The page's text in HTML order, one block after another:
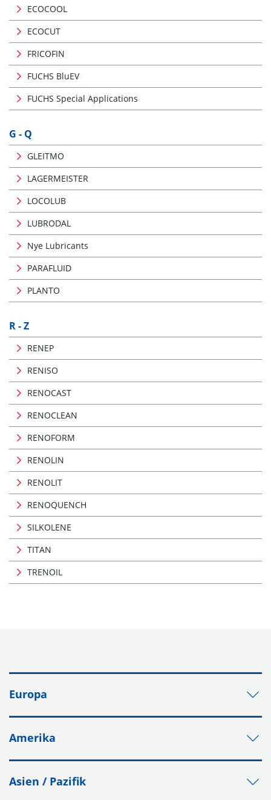
ECOCOOL
ECOCUT
FRICOFIN
FUCHS BluEV
FUCHS Special Applications
G - Q
GLEITMO
LAGERMEISTER
LOCOLUB
LUBRODAL
Nye Lubricants
PARAFLUID
PLANTO
R - Z
RENEP
RENISO
RENOCAST
RENOCLEAN
RENOFORM
RENOLIN
RENOLIT
RENOQUENCH
SILKOLENE
TITAN
TRENOIL
Europa
Amerika
Asien / Pazifik